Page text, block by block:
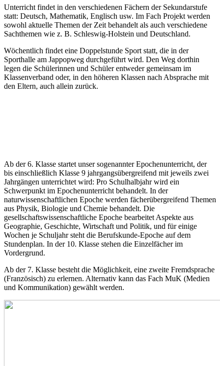
Unterricht findet in den verschiedenen Fächern der Sekundarstufe
statt: Deutsch, Mathematik, Englisch usw. Im Fach Projekt werden
sowohl aktuelle Themen der Zeit behandelt als auch verschiedene
Sachthemen wie z. B. Schleswig-Holstein und Deutschland.
Wöchentlich findet eine Doppelstunde Sport statt, die in der
Sporthalle am Jappopweg durchgeführt wird. Den Weg dorthin
legen die Schülerinnen und Schüler entweder gemeinsam im
Klassenverband oder, in den höheren Klassen nach Absprache mit
den Eltern, auch allein zurück.
Ab der 6. Klasse startet unser sogenannter Epochenunterricht, der
bis einschließlich Klasse 9 jahrgangsübergreifend mit jeweils zwei
Jahrgängen unterrichtet wird: Pro Schulhalbjahr wird ein
Schwerpunkt im Epochenunterricht behandelt. In der
naturwissenschaftlichen Epoche werden fächerübergreifend Themen
aus Physik, Biologie und Chemie behandelt. Die
gesellschaftswissenschaftliche Epoche bearbeitet Aspekte aus
Geographie, Geschichte, Wirtschaft und Politik, und für einige
Wochen je Schuljahr steht die Berufskunde-Epoche auf dem
Stundenplan. In der 10. Klasse stehen die Einzelfächer im
Vordergrund.
Ab der 7. Klasse besteht die Möglichkeit, eine zweite Fremdsprache
(Französisch) zu erlernen. Alternativ kann das Fach MuK (Medien
und Kommunikation) gewählt werden.